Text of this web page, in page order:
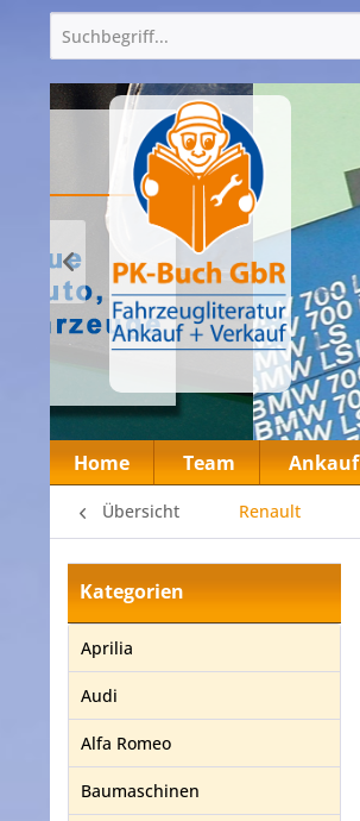
Home Team Ankauf
Übersicht Renault
Kategorien
Aprilia
Audi
Alfa Romeo
Baumaschinen